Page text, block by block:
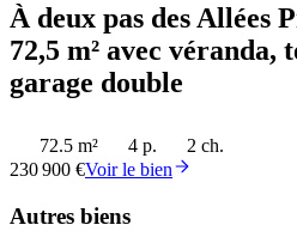
À deux pas des Allées
72,5 m² avec véranda,
garage double
72.5 m² 4 p.
2 ch.
230 900 €Voir le bien
Autres biens